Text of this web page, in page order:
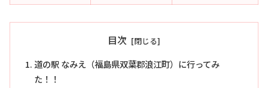
目次
道の駅 なみえ（福島県双葉郡浪江町）に行ってみ
た！！